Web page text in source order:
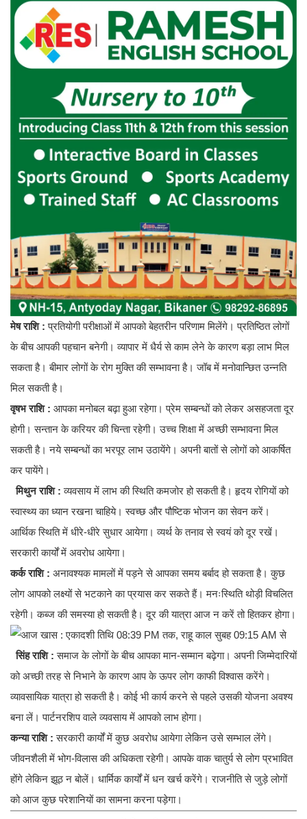
मेष राशि : प्रतियोगी परीक्षाओं में आपको बेहतरीन परिणाम मिलेंगे। प्रतिष्ठित लोगों
के बीच आपकी पहचान बनेगी। व्यापार में धैर्य से काम लेने के कारण बड़ा लाभ मिल
सकता है। बीमार लोगों के रोग मुक्ति की सम्भावना है। जॉब में मनोवान्छित उन्नति
मिल सकती है।
वृषभ राशि : आपका मनोबल बढ़ा हुआ रहेगा। प्रेम सम्बन्धों को लेकर असहजता दूर
होगी। सन्तान के करियर की चिन्ता रहेगी। उच्च शिक्षा में अच्छी सम्भावना मिल
सकती है। नये सम्बन्धों का भरपूर लाभ उठायेंगे। अपनी बातों से लोगों को आकर्षित
कर पायेंगे।
मिथुन राशि : व्यवसाय में लाभ की स्थिति कमजोर हो सकती है। हृदय रोगियों को
स्वास्थ्य का ध्यान रखना चाहिये। स्वच्छ और पौष्टिक भोजन का सेवन करें।
आर्थिक स्थिति में धीरे-धीरे सुधार आयेगा। व्यर्थ के तनाव से स्वयं को दूर रखें।
सरकारी कार्यों में अवरोध आयेगा।
कर्क राशि : अनावश्यक मामलों में पड़ने से आपका समय बर्बाद हो सकता है। कुछ
लोग आपको लक्ष्यों से भटकाने का प्रयास कर सकते हैं। मनःस्थिति थोड़ी विचलित
रहेगी। कब्ज की समस्या हो सकती है। दूर की यात्रा आज न करें तो हितकर होगा।
सिंह राशि :समाज के लोगों के बीच आपका मान-सम्मान बढ़ेगा। अपनी जिम्मेदारियों
को अच्छी तरह से निभाने के कारण आप के ऊपर लोग काफी विश्वास करेंगे।
व्यावसायिक यात्रा हो सकती है। कोई भी कार्य करने से पहले उसकी योजना अवश्य
बना लें। पार्टनरशिप वाले व्यवसाय में आपको लाभ होगा।
कन्या राशि :सरकारी कार्यों में कुछ अवरोध आयेगा लेकिन उसे सम्भाल लेंगे।
जीवनशैली में भोग-विलास की अधिकता रहेगी। आपके वाक चातुर्य से लोग प्रभावित
होंगे लेकिन झूठ न बोलें। धार्मिक कार्यों में धन खर्च करेंगे। राजनीति से जुड़े लोगों
को आज कुछ परेशानियों का सामना करना पड़ेगा।